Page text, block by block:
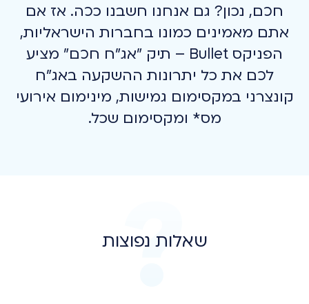
חכם, נכון? גם אנחנו חשבנו ככה. אז אם
אתם מאמינים כמונו בחברות הישראליות,
הפניקס Bullet – תיק "אג"ח חכם" מציע
לכם את כל יתרונות ההשקעה באג"ח
קונצרני במקסימום גמישות, מינימום אירועי
מס* ומקסימום שכל.
שאלות נפוצות